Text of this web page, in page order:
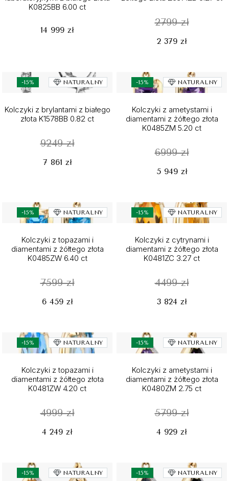
K0825BB 6.00 ct
14 999 zł
2799 zł
2 379 zł
-15% NATURALNY
Kolczyki z brylantami z białego
złota K1578BB 0.82 ct
9249 zł
7 861 zł
-15% NATURALNY
Kolczyki z ametystami i
diamentami z żółtego złota
K0485ZM 5.20 ct
6999 zł
5 949 zł
-15% NATURALNY
Kolczyki z topazami i
diamentami z żółtego złota
K0485ZW 6.40 ct
7599 zł
6 459 zł
-15% NATURALNY
Kolczyki z cytrynami i
diamentami z żółtego złota
K0481ZC 3.27 ct
4499 zł
3 824 zł
-15% NATURALNY
Kolczyki z topazami i
diamentami z żółtego złota
K0481ZW 4.20 ct
4999 zł
4 249 zł
-15% NATURALNY
Kolczyki z ametystami i
diamentami z żółtego złota
K0480ZM 2.75 ct
5799 zł
4 929 zł
-15% NATURALNY -15% NATURALNY